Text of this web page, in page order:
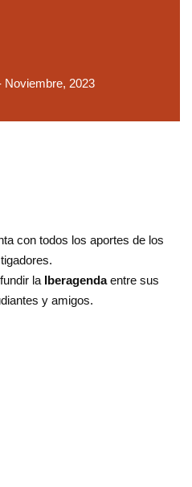
Noviembre, 2023
con todos los aportes de los
la Iberagendaentre sus
y amigos.